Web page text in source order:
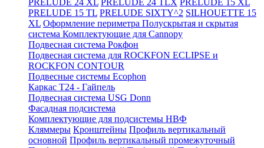
PRELUDE 24 XL PRELUDE 24 TLX PRELUDE 15 XL
PRELUDE 15 TL PRELUDE SIXTY^2 SILHOUETTE 15
XL Оформление периметра Полускрытая и скрытая
система Комплектующие для Cannopy
Подвесная система Рокфон
Подвесная система для ROCKFON ECLIPSE и
ROCKFON CONTOUR
Подвесные системы Ecophon
Каркас Т24 - Гайпель
Подвесная система USG Donn
Фасадная подсистема
Комплектующие для подсистемы НВФ
Кляммеры Кронштейны Профиль вертикальный
основной Профиль вертикальный промежуточный